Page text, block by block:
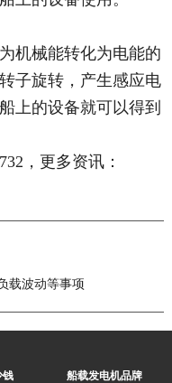
机械能转化为电能的
子旋转，产生感应电
上的设备就可以得到
，更多资讯：
载波动等事项
钱 船载发电机品牌